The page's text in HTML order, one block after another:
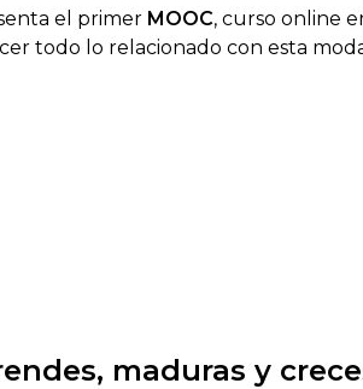
el primer MOOC, curso online
todo lo relacionado con esta
maduras y